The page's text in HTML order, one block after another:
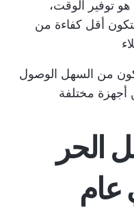
توفير الوقت،
أقل كفاءة من
من السهل الوصول
أجهزة مختلفة
الحر
عام